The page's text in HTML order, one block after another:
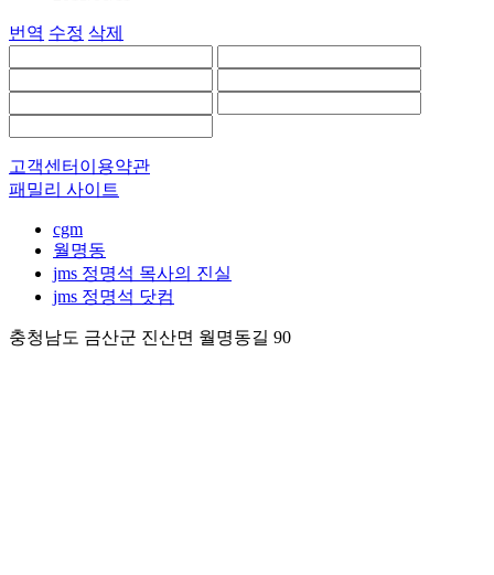
번역 수정 삭제
고객센터 이용약관
패밀리 사이트
cgm
월명동
jms 정명석 목사의 진실
jms 정명석 닷컴
충청남도 금산군 진산면 월명동길 90